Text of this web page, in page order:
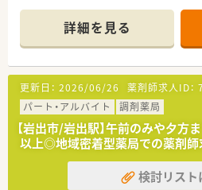
また60代の方でも正社員での
＊------------------------------------------
【店舗情報と応需状況について】
■JR和歌山線の岩出駅から車で5
店舗を展開する地域密着型のド
局です。
■門前にあるやよいメディカル
糖尿病内科の処方箋を1日平均
■外来の調剤業務だけでなく、地
宅医療にも対応しており、幅広
詳細を見る
更新日： 2026/06/26 薬剤師求人ID：
パート・アルバイト
調剤薬局
【岩出市/岩出駅】午前のみや夕方
以上◎地域密着型薬局での薬剤師
検討リスト